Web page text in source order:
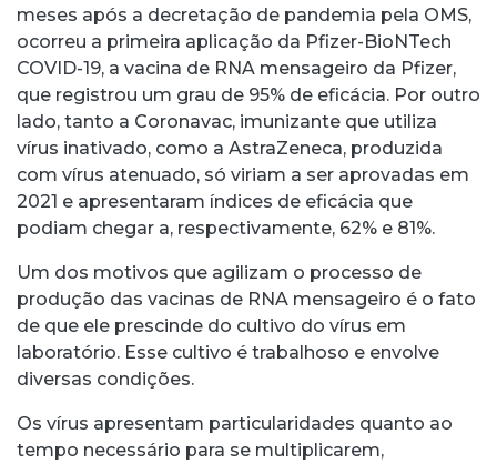
meses após a decretação de pandemia pela OMS,
ocorreu a primeira aplicação da Pfizer-BioNTech
COVID-19, a vacina de RNA mensageiro da Pfizer,
que registrou um grau de 95% de eficácia. Por outro
lado, tanto a Coronavac, imunizante que utiliza
vírus inativado, como a AstraZeneca, produzida
com vírus atenuado, só viriam a ser aprovadas em
2021 e apresentaram índices de eficácia que
podiam chegar a, respectivamente, 62% e 81%.
Um dos motivos que agilizam o processo de
produção das vacinas de RNA mensageiro é o fato
de que ele prescinde do cultivo do vírus em
laboratório. Esse cultivo é trabalhoso e envolve
diversas condições.
Os vírus apresentam particularidades quanto ao
tempo necessário para se multiplicarem,